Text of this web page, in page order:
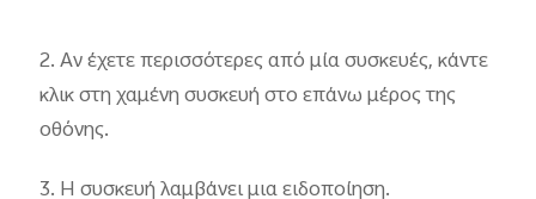
2. Αν έχετε περισσότερες από μία συσκευές, κάντε
κλικ στη χαμένη συσκευή στο επάνω μέρος της
οθόνης.
3. Η συσκευή λαμβάνει μια ειδοποίηση.